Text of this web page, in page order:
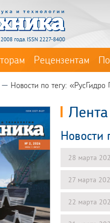
2008 года. ISSN 2227-8400
Рецензентам
Новости по тегу: «РусГидро
Новости
28 марта
27 марта
22 марта